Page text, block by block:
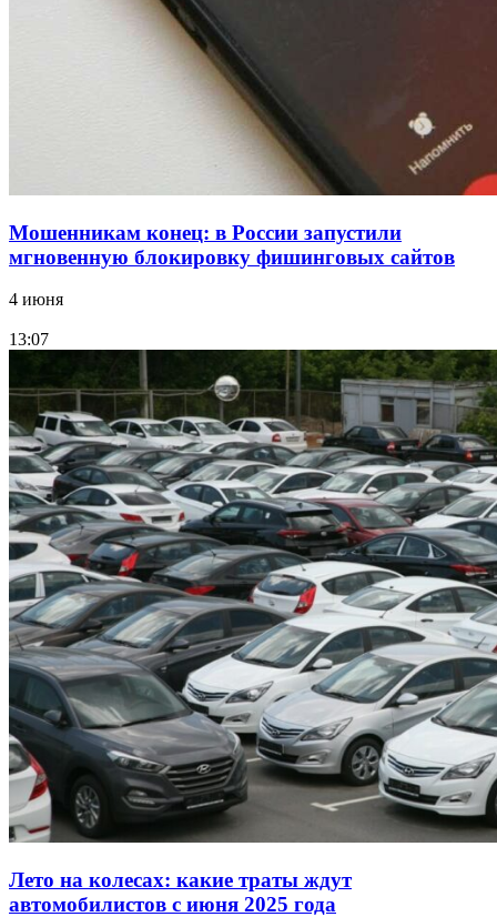
Волгоградские компании нарастили экспорт:
заключены контракты на 3,6 млн долларов
Мошенникам конец: в России запустили
мгновенную блокировку фишинговых сайтов
4 июня
13:07
Лето на колесах: какие траты ждут
автомобилистов с июня 2025 года